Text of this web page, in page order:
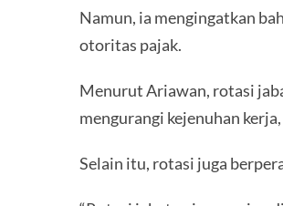
Namun, ia mengingatkan
otoritas pajak.
Menurut Ariawan, rotasi
mengurangi kejenuhan
Selain itu, rotasi juga